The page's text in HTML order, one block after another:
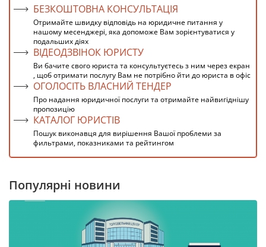
БЕЗКОШТОВНА КОНСУЛЬТАЦІЯ
Отримайте швидку відповідь на юридичне питання у
нашому месенджері, яка допоможе Вам зорієнтуватися у
подальших діях
ВІДЕОДЗВІНОК ЮРИСТУ
Ви бачите свого юриста та консультуєтесь з ним через екран
, щоб отримати послугу Вам не потрібно йти до юриста в офіс
ОГОЛОСІТЬ ВЛАСНИЙ ТЕНДЕР
Про надання юридичної послуги та отримайте найвигіднішу
пропозицію
КАТАЛОГ ЮРИСТІВ
Пошук виконавця для вирішення Вашої проблеми за
фильтрами, показниками та рейтингом
Популярні новини